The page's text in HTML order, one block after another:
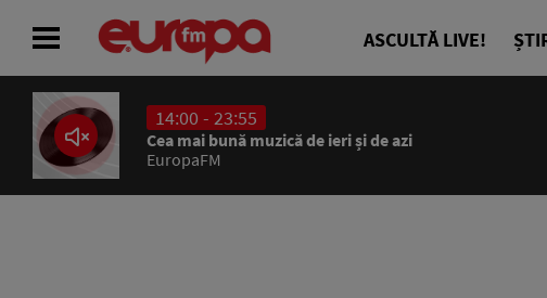
ASCULTĂ LIVE!
14:00 - 23:55
Cea mai bună muzică de ieri și de azi
EuropaFM
ACASĂ
ȘTIRI